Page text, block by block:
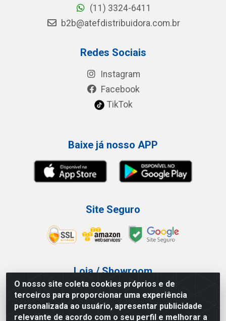
O nosso site coleta cookies próprios e de
terceiros para proporcionar uma experiência
personalizada ao usuário, apresentar publicidade
relevante de acordo com o seu perfil e melhorar a
(11) 3324-6411
b2b@atefdistribuidora.com.br
Redes Sociais
Instagram
Facebook
TikTok
Baixe já nosso APP
Site Seguro
Loja / Showroom
Tel.: (11) 3227-0546
Av Vautier, 587/597 - Pari - São Paulo/SP